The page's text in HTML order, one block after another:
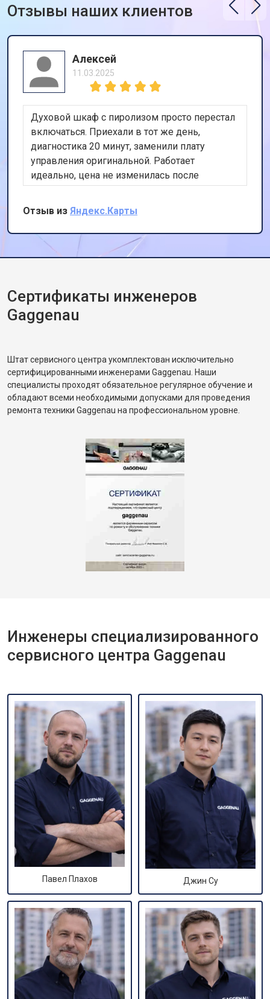
Отзывы наших клиентов
Алексей
11.03.2025
Духовой шкаф с пиролизом просто перестал
включаться. Приехали в тот же день,
диагностика 20 минут, заменили плату
управления оригинальной. Работает
идеально, цена не изменилась после
осмотра. Очень доволен скоростью и
качеством.
Отзыв из Яндекс.Карты
Сертификаты инженеров
Gaggenau
Штат сервисного центра укомплектован исключительно
сертифицированными инженерами Gaggenau. Наши
специалисты проходят обязательное регулярное обучение и
обладают всеми необходимыми допусками для проведения
ремонта техники Gaggenau на профессиональном уровне.
Инженеры специализированного
сервисного центра Gaggenau
Павел Плахов Джин Су